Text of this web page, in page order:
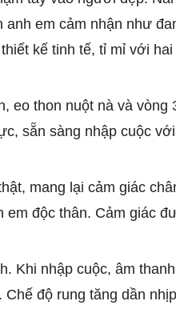
em cảm nhận như
kế tinh tế, tỉ mỉ với
eo thon nuột nà và vòng
sẵn sàng nhập cuộc
mang lại cảm giác
độc thân. Cảm giác
Khi nhập cuộc, âm
độ rung tăng dần